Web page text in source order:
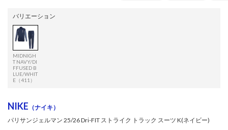
バリエーション
MIDNIGH
T NAVY/DI
FFUSED B
LUE/WHIT
E（411）
NIKE （ナイキ）
パリサンジェルマン 25/26 Dri-FIT ストライク トラック スーツ K(ネイビー)